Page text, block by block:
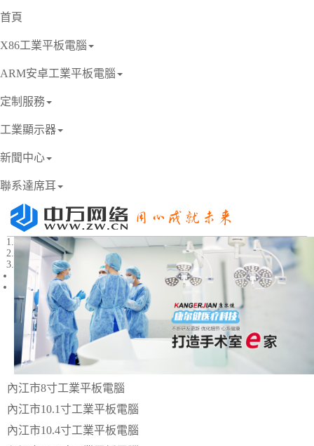
首頁
X86工業平板電腦
ARM安卓工業平板電腦
定制服務
工業顯示器
新聞中心
聯系達席耳
2
Previous
Next
內江市8寸工業平板電腦
內江市10.1寸工業平板電腦
內江市10.4寸工業平板電腦